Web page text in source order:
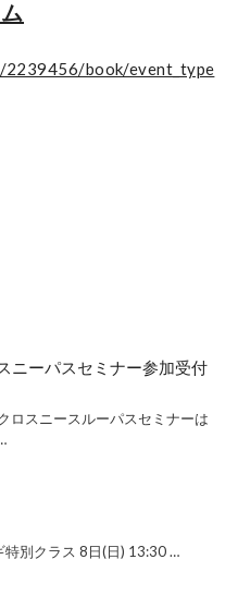
book/event_type
ニーパスセミナー参加受付
ロスニースルーパスセミナーは
別クラス 8日(日) 13:30 …